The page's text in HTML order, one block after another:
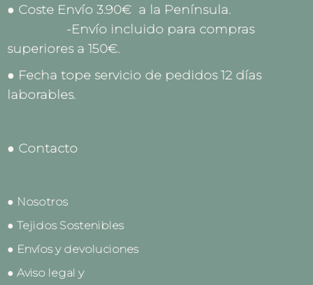
● Coste Envío 3.90€ a la Península.
-Envío incluido para compras
superiores a 150€.
● Fecha tope servicio de pedidos 12 días
laborables.
● Contacto
● Nosotros
● Tejidos Sostenibles
● Envíos y devoluciones
● Aviso legal y